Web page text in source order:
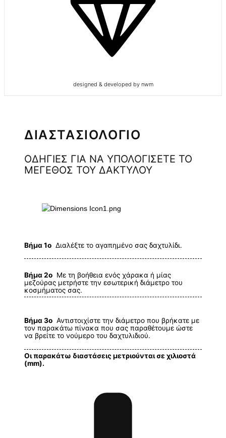
designed & developed by nwm
ΔΙΑΣΤΑΣΙΟΛΟΓΙΟ
ΟΔΗΓΙΕΣ ΓΙΑ ΝΑ ΥΠΟΛΟΓΙΣΕΤΕ ΤΟ
ΜΕΓΕΘΟΣ ΤΟΥ ΔΑΚΤΥΛΟΥ
Βήμα 1ο Διαλέξτε το αγαπημένο σας δαχτυλίδι.
Βήμα 2ο Με τη βοήθεια ενός χάρακα ή μίας
μεζούρας μετρήστε την εσωτερική διάμετρο του
κοσμήματος σας.
Βήμα 3ο Αντιστοιχίστε την διάμετρο που βρήκατε με
τον παρακάτω πίνακα που σας παραθέτουμε ώστε
να βρείτε το νούμερο του δαχτυλιδιού.
Οι παρακάτω διαστάσεις μετριούνται σε χιλιοστά
(mm).